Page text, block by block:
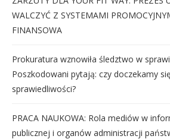
WALCZYĆ Z SYSTEMAMI
FINANSOWA
Prokuratura wznowiła śledztwo w
Poszkodowani pytają: czy doczekamy
sprawiedliwości?
PRACA NAUKOWA: Rola mediów w
publicznej i organów administracji